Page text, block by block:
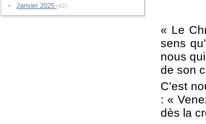
Janvier 2025(42)
« Le
sens
nous
de son
C'est
: «
dès la